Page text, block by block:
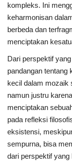
kompleks. Ini
keharmonisan
berbeda dan
menciptakan
Dari perspektif
pandangan tentang
kecil dalam mozaik
namun justru
menciptakan
pada refleksi
eksistensi,
sempurna, bisa
dari perspektif yang